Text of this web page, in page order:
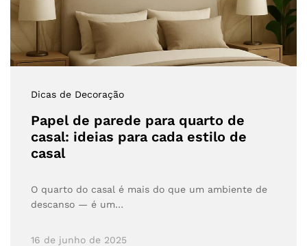
Dicas de Decoração
Papel de parede para quarto de
casal: ideias para cada estilo de
casal
O quarto do casal é mais do que um ambiente de
descanso — é um…
16 de junho de 2025